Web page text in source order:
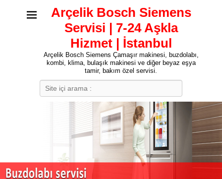
Arçelik Bosch Siemens
Servisi | 7-24 Aşkla
Hizmet | İstanbul
Arçelik Bosch Siemens Çamaşır makinesi, buzdolabı,
kombi, klima, bulaşık makinesi ve diğer beyaz eşya
tamir, bakım özel servisi.